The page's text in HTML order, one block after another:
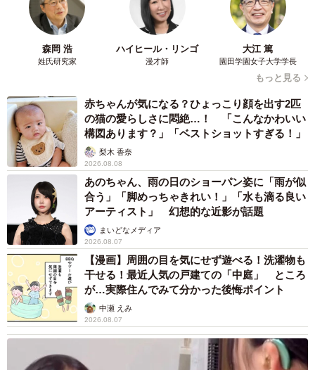
森岡 浩
姓氏研究家
ハイヒール・リンゴ
漫才師
大江 篤
園田学園女子大学学長
もっと見る
赤ちゃんが気になる？ひょっこり顔を出す2匹
の猫の愛らしさに悶絶…！ 「こんなかわいい
構図あります？」「ベストショットすぎる！」
梨木 香奈
2026.08.08
あのちゃん、雨の日のショーパン姿に「雨が似
合う」「脚めっちゃきれい！」「水も滴る良い
アーティスト」 幻想的な近影が話題
まいどなメディア
2026.08.07
【漫画】周囲の目を気にせず遊べる！洗濯物も
干せる！最近人気の戸建ての「中庭」 ところ
が…実際住んでみて分かった後悔ポイント
中瀬 えみ
2026.08.07